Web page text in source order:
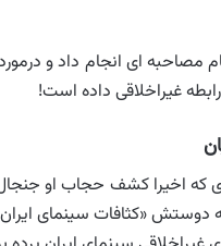
ای انجام داد و
غیراخلاقی داده است!
که اخیرا کشف حجاب او
دوستش «کثافات سینمای